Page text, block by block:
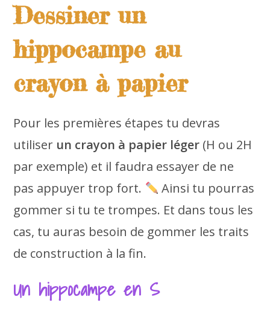
Dessiner un
hippocampe au
crayon à papier
Pour les premières étapes tu devras
utiliser un crayon à papier léger (H ou 2H
par exemple) et il faudra essayer de ne
pas appuyer trop fort.
Ainsi tu pourras
gommer si tu te trompes. Et dans tous les
cas, tu auras besoin de gommer les traits
de construction à la fin.
Un hippocampe en S